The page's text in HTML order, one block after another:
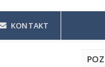
KONTAKT